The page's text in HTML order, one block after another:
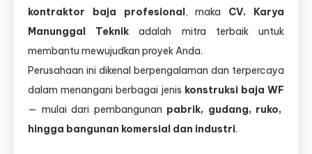
dan
Bersama
CV.
Karya
Teknik
kontraktor baja profesional, maka CV. Karya
Manunggal Teknik adalah mitra terbaik untuk
membantu mewujudkan proyek Anda.
Perusahaan ini dikenal berpengalaman dan terpercaya
dalam menangani berbagai jenis konstruksi baja WF
— mulai dari pembangunan pabrik, gudang, ruko,
hingga bangunan komersial dan industri.